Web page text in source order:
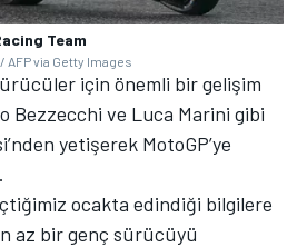
Team
via Getty Images
için önemli bir gelişim
Bezzecchi ve Luca Marini gibi
yetişerek MotoGP’ye
ocakta edindiği bilgilere
az bir genç sürücüyü